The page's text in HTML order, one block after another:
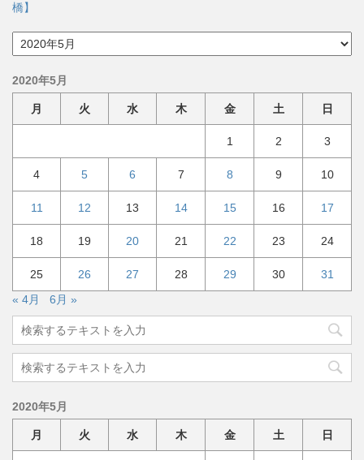
橋】
ア
ー
イ
2020年5月
月 火 水 木 金 土 日
1 2 3
4 5 6 7 8 9 10
11 12 13 14 15 16 17
18 19 20 21 22 23 24
25 26 27 28 29 30
31
« 4月
6月 »
2020年5月
月 火 水 木 金 土 日